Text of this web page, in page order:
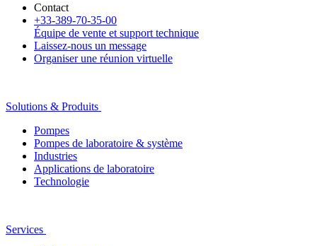
Contact
+33-389-70-35-00
Équipe de vente et support technique
Laissez-nous un message
Organiser une réunion virtuelle
Solutions & Produits
Pompes
Pompes de laboratoire & système
Industries
Applications de laboratoire
Technologie
Services